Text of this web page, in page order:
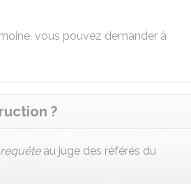
vous pouvez demander à
?
requêteau juge des référés du